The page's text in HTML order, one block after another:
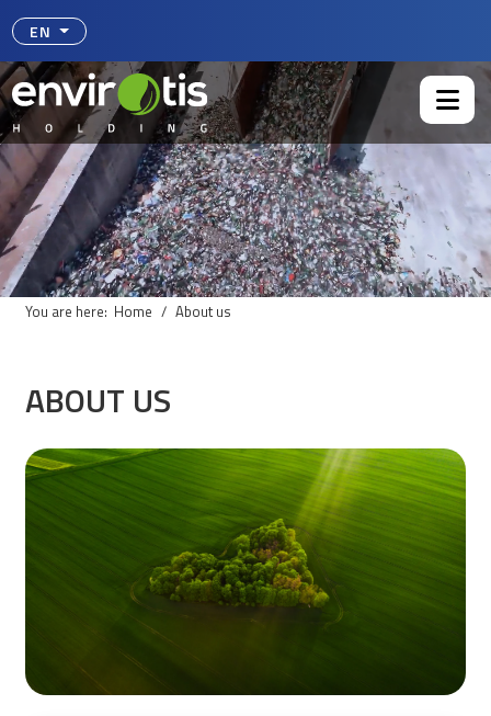
Select your language
EN
You are here: Home About us
ABOUT US